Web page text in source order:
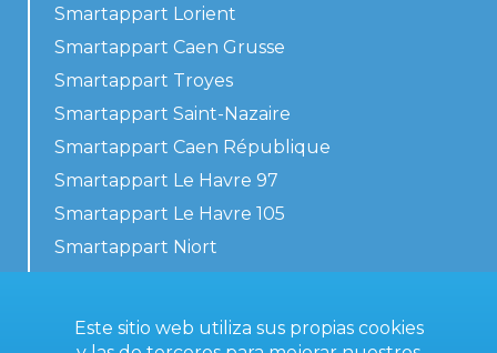
Smartappart Lorient
Smartappart Caen Grusse
Smartappart Troyes
Smartappart Saint-Nazaire
Smartappart Caen République
Smartappart Le Havre 97
Smartappart Le Havre 105
Smartappart Niort
Este sitio web utiliza sus propias cookies